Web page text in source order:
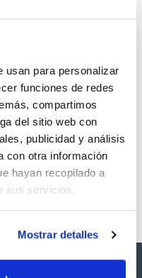
usan para personalizar
funciones de redes
compartimos
del sitio web con
publicidad y análisis
con otra información
hayan recopilado a
sus servicios.
Mostrar detalles
para
en stock,